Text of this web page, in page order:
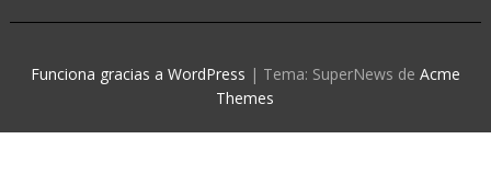
Funciona gracias a WordPress | Tema: SuperNews de Acme
Themes